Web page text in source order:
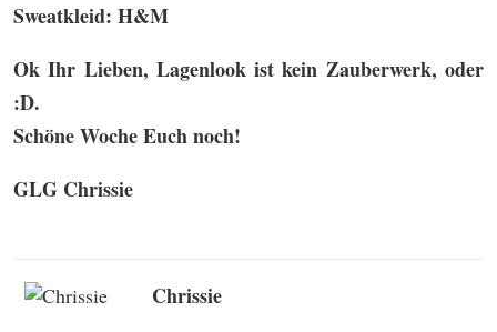
Sweatkleid: H&M
Ok Ihr Lieben, Lagenlook ist kein Zauberwerk, oder
:D.
Schöne Woche Euch noch!
GLG Chrissie
Chrissie